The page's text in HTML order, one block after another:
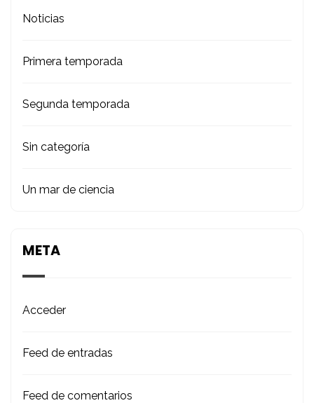
Noticias
Primera temporada
Segunda temporada
Sin categoría
Un mar de ciencia
META
Acceder
Feed de entradas
Feed de comentarios